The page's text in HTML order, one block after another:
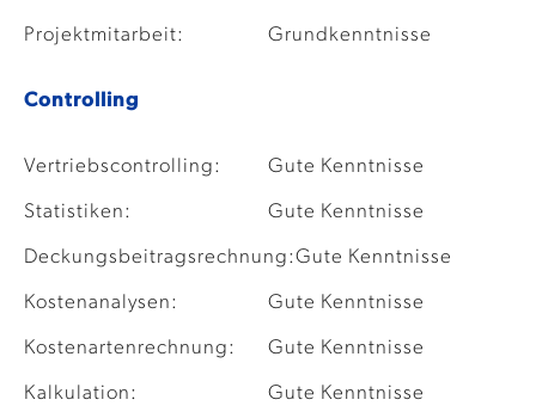
Projektmitarbeit: Grundkenntnisse
Controlling
Vertriebscontrolling: Gute Kenntnisse
Statistiken: Gute Kenntnisse
Deckungsbeitragsrechnung:Gute Kenntnisse
Kostenanalysen: Gute Kenntnisse
Kostenartenrechnung: Gute Kenntnisse
Kalkulation: Gute Kenntnisse